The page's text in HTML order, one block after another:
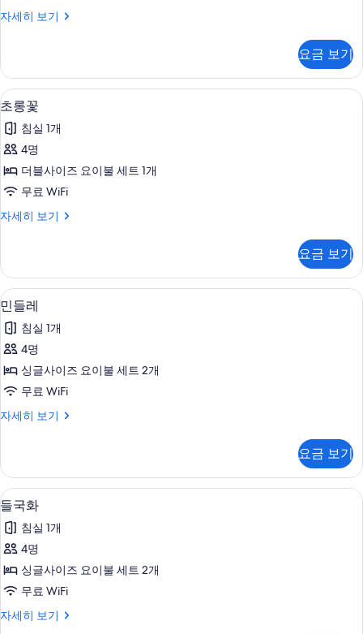
모
보
기
자세히 보기
해
자
세
히
기
요금 보기
초
롱
꽃
사
진
두
기
5
초롱꽃
침실 1개
4명
더블사이즈 요이불 세트 1개
무료 WiFi
자세히 보기
초
세
히
보
요금 보기
민
들
레
사
진
두
기
4
민들레
침실 1개
4명
싱글사이즈 요이불 세트 2개
무료 WiFi
자세히 보기
민
세
히
보
요금 보기
들
국
화
사
진
두
4
들국화
침실 1개
4명
싱글사이즈 요이불 세트 2개
무료 WiFi
자세히 보기
들